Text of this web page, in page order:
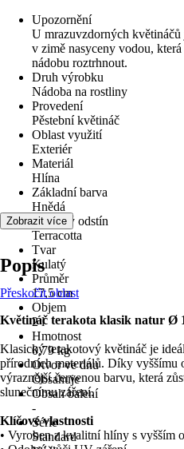
Upozornění
U mrazuvzdorných
v zimě nasyceny vodou,
nádobu roztrhnout.
Druh výrobku
Nádoba na rostliny
Provedení
Pěstební květináč
Oblast využití
Exteriér
Materiál
Hlína
Základní barva
Hnědá
Barevný odstín
Terracotta
Tvar
Kulatý
Průměr
17,5 cm
Objem
2 l
Hmotnost
0,79 kg
Otvor ve dnu
Obsahuje
Obsah balení
-
Série
Standard
Zobrazit více
Popis
Přeskočit oblast
Květináč terakota klasik natur Ø
Klasický terakotový květináč je
přírodních materiálů. Díky vyššímu
výraznější červenou barvu, která
slunečnímu záření.
Klíčové vlastnosti
• Vyroben z kvalitní hlíny s vyšším